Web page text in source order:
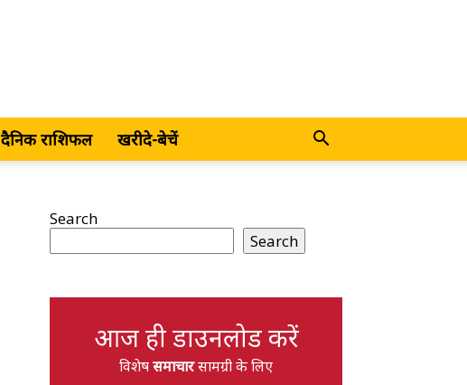
दैनिक राशिफल खरीदे-बेचें
Search
Search
आज ही डाउनलोड करें
विशेषसमाचारसामग्री के लिए